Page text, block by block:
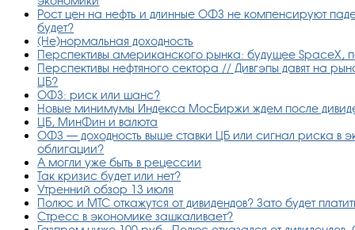
Рост цен на нефть и длинные ОФЗ не компенсируют
будет?
(Не)нормальная доходность
Перспективы американского рынка: будущее SpaceX,
Перспективы нефтяного сектора // Дивгэпы давят на
ЦБ?
ОФЗ: риск или шанс?
Новые минимумы Индекса МосБиржи ждем после
ЦБ, МинФин и валюта
ОФЗ — доходность выше ставки ЦБ или сигнал риска в
облигации?
А могли уже быть в рецессии
Так кризис будет или нет?
Утренний обзор 13 июля
Полюс и МТС откажутся от дивидендов? Зато будет
Стресс в экономике зашкаливает?